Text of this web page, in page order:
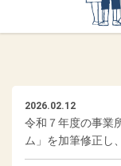
2026.02.12
令和７年度の事業
ム」を加筆修正し